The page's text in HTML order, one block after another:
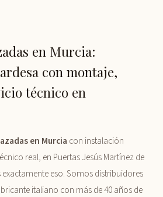
en Murcia:
con montaje,
técnico en
en Murcia con instalación
real, en Puertas Jesús Martínez de
eso. Somos distribuidores
italiano con más de 40 años de